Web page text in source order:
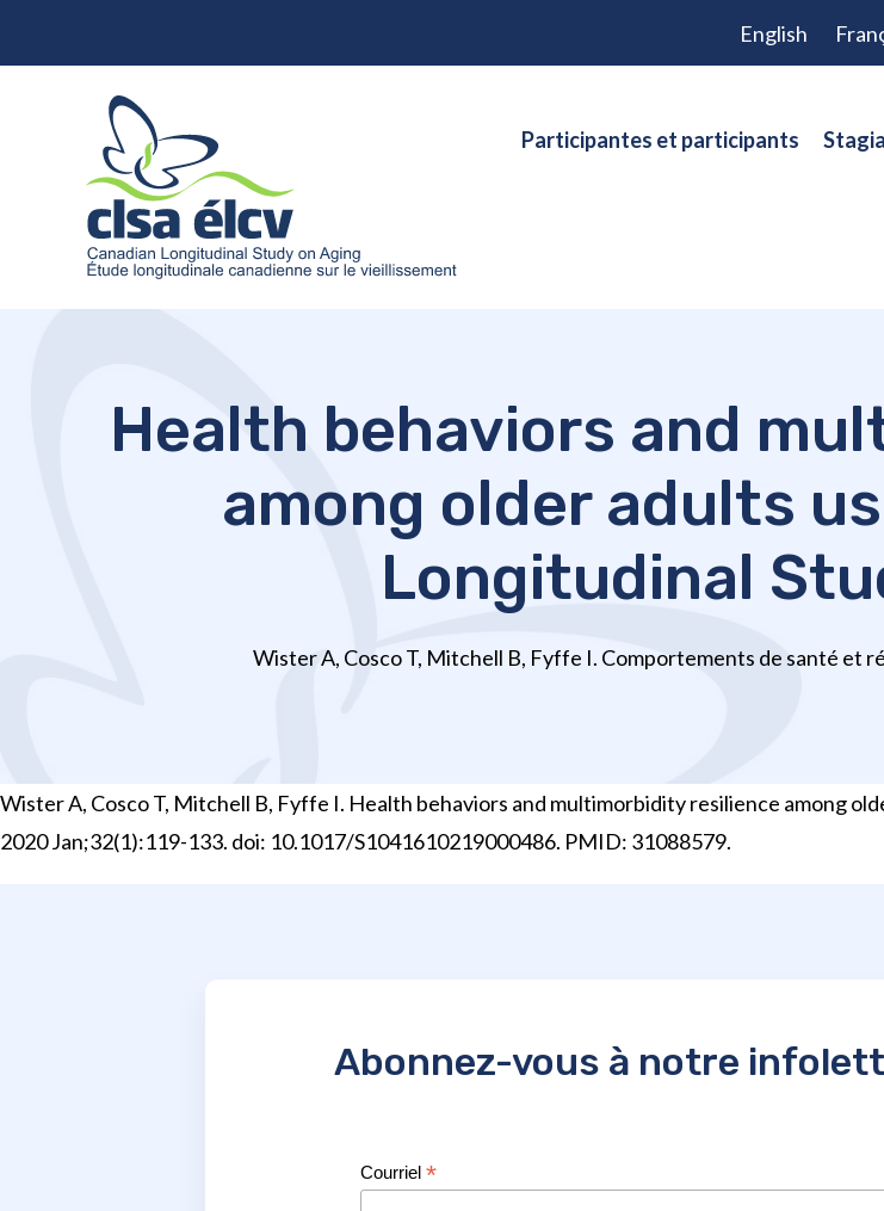
English
Participantes et participants
Health behaviors and
among older adults
Longitudinal
Wister A, Cosco T, Mitchell B, Fyffe I. Comportements de santé et
Wister A, Cosco T, Mitchell B, Fyffe I. Health behaviors and multimorbidity resilience among
2020 Jan;32(1):119-133. doi: 10.1017/S1041610219000486. PMID: 31088579.
Abonnez-vous à notre
Courriel *